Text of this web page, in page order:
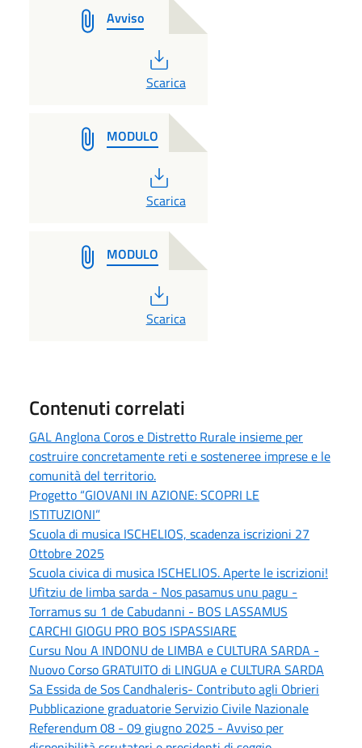
Avviso
PDF
Scarica
MODULO
PDF
Scarica
MODULO
PDF
Scarica
Contenuti correlati
GAL Anglona Coros e Distretto Rurale insieme per
costruire concretamente reti e sosteneree imprese e le
comunità del territorio.
Progetto “GIOVANI IN AZIONE: SCOPRI LE
ISTITUZIONI”
Scuola di musica ISCHELIOS, scadenza iscrizioni 27
Ottobre 2025
Scuola civica di musica ISCHELIOS. Aperte le iscrizioni!
Ufìtziu de limba sarda - Nos pasamus unu pagu -
Torramus su 1 de Cabudanni - BOS LASSAMUS
CARCHI GIOGU PRO BOS ISPASSIARE
Cursu Nou A INDONU de LIMBA e CULTURA SARDA -
Nuovo Corso GRATUITO di LINGUA e CULTURA SARDA
Sa Essida de Sos Candhaleris- Contributo agli Obrieri
Pubblicazione graduatorie Servizio Civile Nazionale
Referendum 08 - 09 giugno 2025 - Avviso per